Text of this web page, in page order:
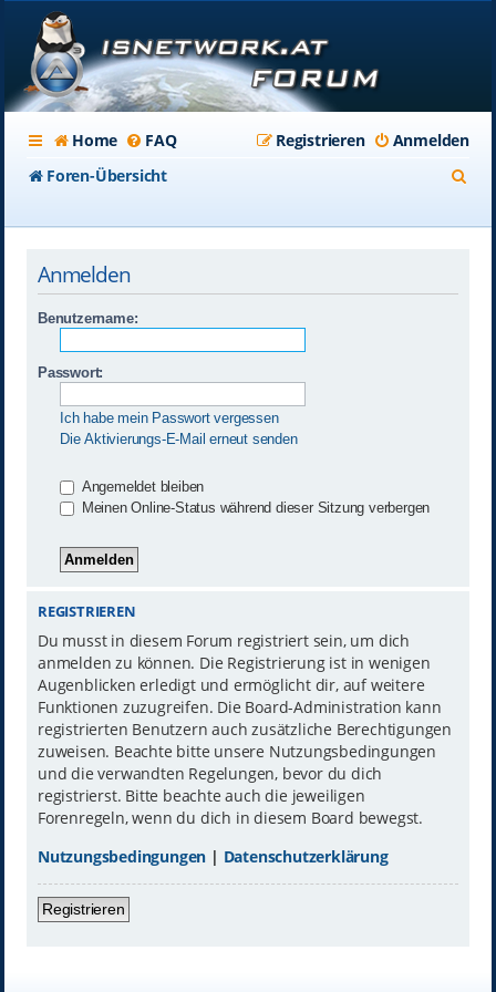
Home FAQ Anmelden
Registrieren
Foren-Übersicht
Anmelden
Benutzername:
Passwort:
Ich habe mein Passwort vergessen
Die Aktivierungs-E-Mail erneut senden
Angemeldet bleiben
Meinen Online-Status während dieser Sitzung verbergen
REGISTRIEREN
Du musst in diesem Forum registriert sein, um dich
anmelden zu können. Die Registrierung ist in wenigen
Augenblicken erledigt und ermöglicht dir, auf weitere
Funktionen zuzugreifen. Die Board-Administration kann
registrierten Benutzern auch zusätzliche Berechtigungen
zuweisen. Beachte bitte unsere Nutzungsbedingungen
und die verwandten Regelungen, bevor du dich
registrierst. Bitte beachte auch die jeweiligen
Forenregeln, wenn du dich in diesem Board bewegst.
Nutzungsbedingungen | Datenschutzerklärung
Registrieren